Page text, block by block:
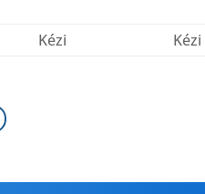
Kézi Kézi